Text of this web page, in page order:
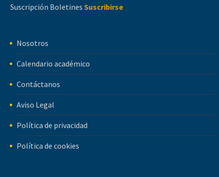
Suscripción Boletines Suscribirse
Nosotros
Calendario académico
Contáctanos
Aviso Legal
Política de privacidad
Política de cookies